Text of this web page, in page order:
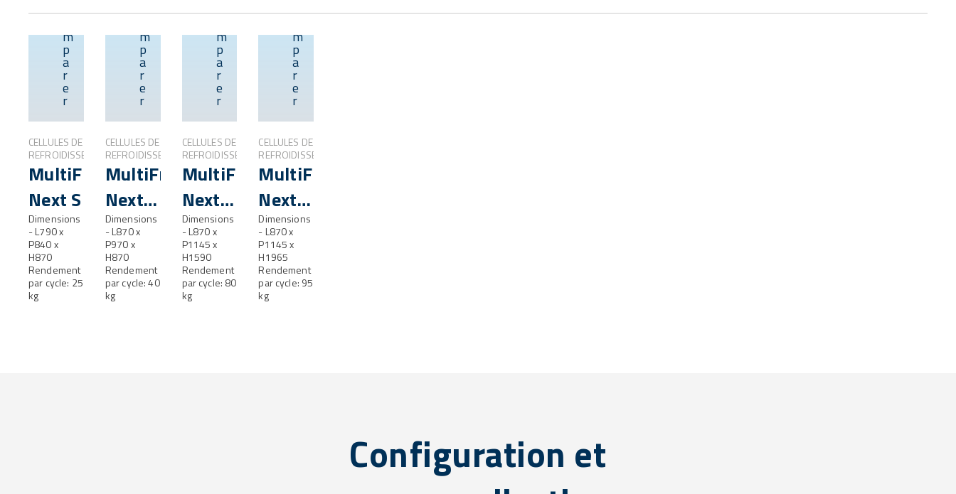
C
m
p
a
r
e
r
Aperçu
CELLULES DE
REFROIDISSEMENT
MultiFresh®
Next S
Dimensions
- L790 x
P840 x
H870
Rendement
par cycle: 25
kg
C
m
p
a
r
e
r
Aperçu
CELLULES DE
REFROIDISSEMENT
MultiFresh®
Next
SL
Dimensions
- L870 x
P970 x
H870
Rendement
par cycle: 40
kg
C
m
p
a
r
e
r
Aperçu
CELLULES DE
REFROIDISSEMENT
MultiFresh®
Next
ML
Dimensions
- L870 x
P1145 x
H1590
Rendement
par cycle: 80
kg
C
m
p
a
r
e
r
CELLULES DE
REFROIDISSEMENT
MultiFresh®
Next
LL
Dimensions
- L870 x
P1145 x
H1965
Rendement
par cycle: 95
kg
Configuration et